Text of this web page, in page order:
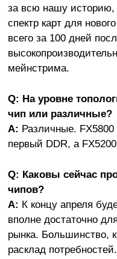
за всю нашу
спектр карт для
всего за 100 дней
мейнстрима.
Q: На уровне
чип или различные?
A: Различные.
первый DDR, а
Q: Каковы сейчас
чипов?
A: К концу апреля
вполне достаточно
рынка. Большинство,
расклад потребностей.